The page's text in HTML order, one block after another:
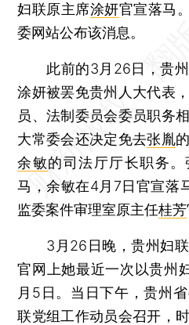
妇联原主席涂妍官宣落马
委网站公布该消息。
此前的3月26日，贵州
涂妍被罢免贵州人大代表
员、法制委员会委员职务
大常委会还决定免去张胤
余敏的司法厅厅长职务
马，余敏在4月7日官宣落
监委案件审理室原主任桂芳
3月26日晚，贵州妇联
官网上她最近一次以贵州
月5日。当日下午，贵州
联党组工作动员会召开，